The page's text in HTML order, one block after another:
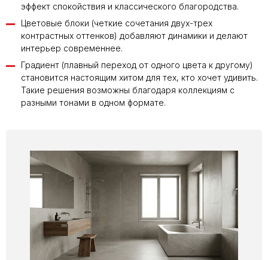
эффект спокойствия и классического благородства.
Цветовые блоки (четкие сочетания двух-трех
контрастных оттенков) добавляют динамики и делают
интерьер современнее.
Градиент (плавный переход от одного цвета к другому)
становится настоящим хитом для тех, кто хочет удивить.
Такие решения возможны благодаря коллекциям с
разными тонами в одном формате.